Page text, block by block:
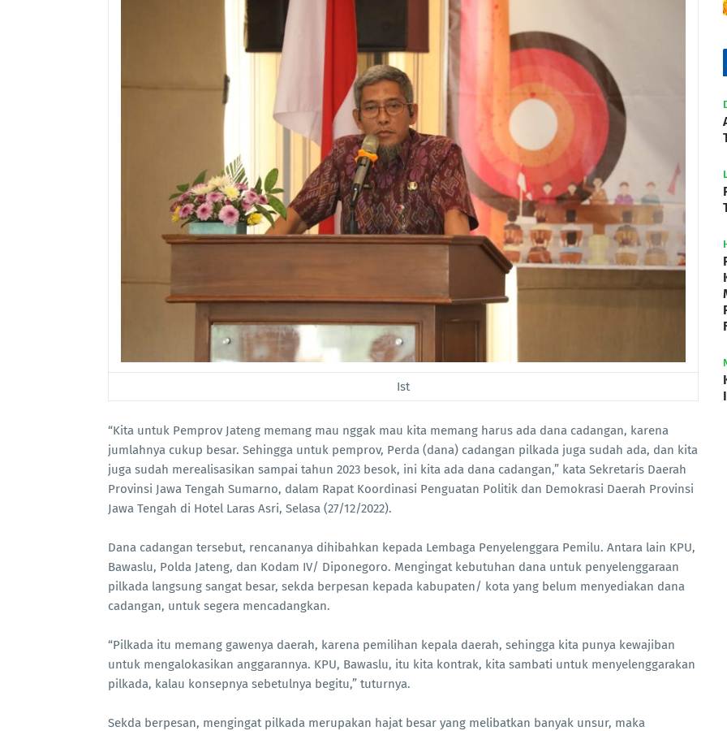
Ist
“Kita untuk Pemprov Jateng memang mau nggak mau kita memang harus ada dana cadangan, karena
jumlahnya cukup besar. Sehingga untuk pemprov, Perda (dana) cadangan pilkada juga sudah ada, dan kita
juga sudah merealisasikan sampai tahun 2023 besok, ini kita ada dana cadangan,” kata Sekretaris Daerah
Provinsi Jawa Tengah Sumarno, dalam Rapat Koordinasi Penguatan Politik dan Demokrasi Daerah Provinsi
Jawa Tengah di Hotel Laras Asri, Selasa (27/12/2022).
Dana cadangan tersebut, rencananya dihibahkan kepada Lembaga Penyelenggara Pemilu. Antara lain KPU,
Bawaslu, Polda Jateng, dan Kodam IV/ Diponegoro. Mengingat kebutuhan dana untuk penyelenggaraan
pilkada langsung sangat besar, sekda berpesan kepada kabupaten/ kota yang belum menyediakan dana
cadangan, untuk segera mencadangkan.
“Pilkada itu memang gawenya daerah, karena pemilihan kepala daerah, sehingga kita punya kewajiban
untuk mengalokasikan anggarannya. KPU, Bawaslu, itu kita kontrak, kita sambati untuk menyelenggarakan
pilkada, kalau konsepnya sebetulnya begitu,” tuturnya.
Sekda berpesan, mengingat pilkada merupakan hajat besar yang melibatkan banyak unsur, maka